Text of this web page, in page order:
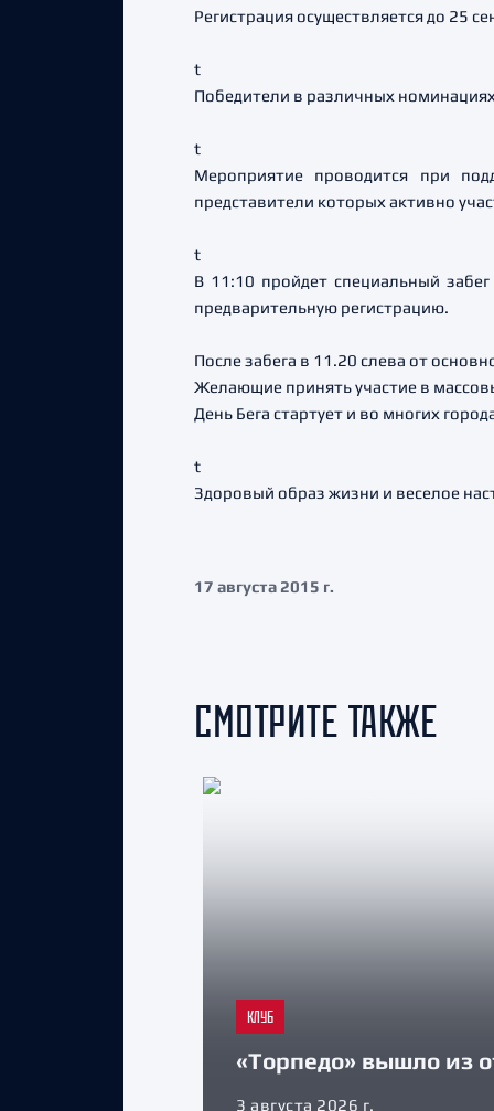
Регистрация осуществляется до 25
t
Победители в различных
t
Мероприятие проводится при
представители которых активно
t
В 11:10 пройдет специальный
предварительную регистрацию.
После забега в 11.20 слева от
Желающие принять участие в
День Бега стартует и во многих
t
Здоровый образ жизни и веселое
17 августа 2015 г.
СМОТРИТЕ ТАКЖЕ
КЛУБ
«Торпедо» вышло из
3 августа 2026 г.